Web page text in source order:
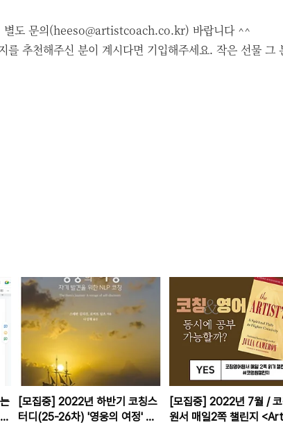
별도 문의(heeso@artistcoach.co.kr) 바랍니다 ^^
추천해주신 분이 계시다면 기입해주세요. 작은 선물 그
[모집중] 2022년 하반기 코칭스
터디(25-26차) '영웅의 여정' 특
[모집중] 2022년 7월 / 코
원서 매일2쪽 챌린지